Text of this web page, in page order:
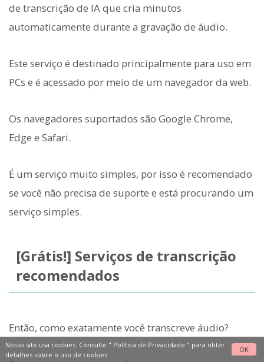
de transcrição de IA que cria minutos
automaticamente durante a gravação de áudio.
Este serviço é destinado principalmente para uso em
PCs e é acessado por meio de um navegador da web.
Os navegadores suportados são Google Chrome,
Edge e Safari.
É um serviço muito simples, por isso é recomendado
se você não precisa de suporte e está procurando um
serviço simples.
[Grátis!] Serviços de transcrição
recomendados
Então, como exatamente você transcreve áudio?
Nosso site usa cookies. Consulte " Política de Privacidade " para obter
detalhes sobre o uso de cookies.
OK